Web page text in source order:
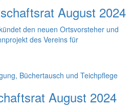
August 2024
den neuen Ortsvorsteher und
des Vereins für
Büchertausch und Teichpflege
August 2024